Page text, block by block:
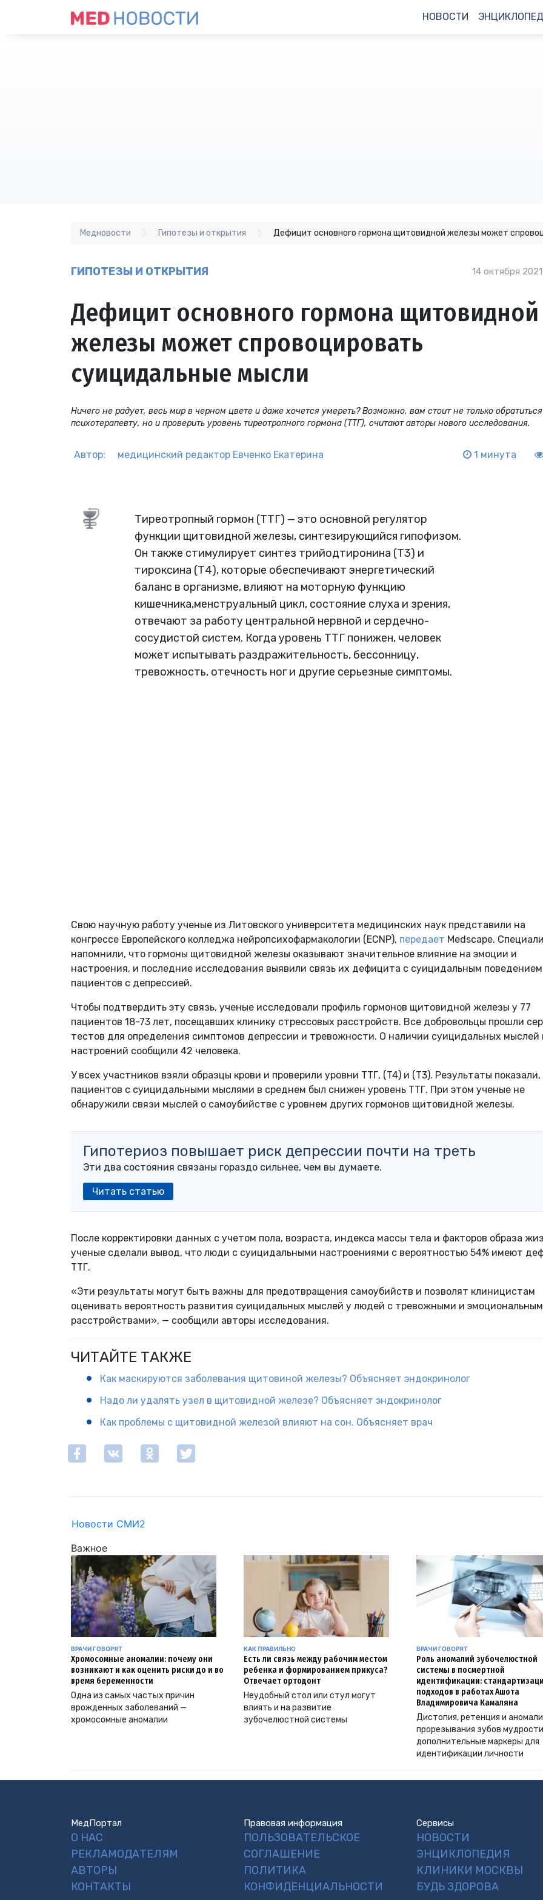
НОВОСТИ
Медновости Гипотезы и открытия Дефицит основного гормона щитовидной железы может
ГИПОТЕЗЫ И ОТКРЫТИЯ 14 октября
Дефицит основного гормона щитовидной
железы может спровоцировать
суицидальные мысли
Ничего не радует, весь мир в черном цвете и даже хочется умереть? Возможно, вам стоит не только
психотерапевту, но и проверить уровень тиреотропного гормона (ТТГ), считают авторы нового исследования.
Автор: медицинский редактор Евченко Екатерина 1 минута
Тиреотропный гормон (ТТГ) — это основной регулятор
функции щитовидной железы, синтезирующийся гипофизом.
Он также стимулирует синтез трийодтиронина (Т3) и
тироксина (Т4), которые обеспечивают энергетический
баланс в организме, влияют на моторную функцию
кишечника,менструальный цикл, состояние слуха и зрения,
отвечают за работу центральной нервной и сердечно-
сосудистой систем. Когда уровень ТТГ понижен, человек
может испытывать раздражительность, бессонницу,
тревожность, отечность ног и другие серьезные симптомы.
Свою научную работу ученые из Литовского университета медицинских наук представили на
конгрессе Европейского колледжа нейропсихофармакологии (ECNP), передает Medscape.
напомнили, что гормоны щитовидной железы оказывают значительное влияние на эмоции и
настроения, и последние исследования выявили связь их дефицита с суицидальным
пациентов с депрессией.
Чтобы подтвердить эту связь, ученые исследовали профиль гормонов щитовидной железы у 77
пациентов 18-73 лет, посещавших клинику стрессовых расстройств. Все добровольцы прошли
тестов для определения симптомов депрессии и тревожности. О наличии суицидальных мыслей
настроений сообщили 42 человека.
У всех участников взяли образцы крови и проверили уровни ТТГ, (T4) и (T3). Результаты показали,
пациентов с суицидальными мыслями в среднем был снижен уровень ТТГ. При этом ученые не
обнаружили связи мыслей о самоубийстве с уровнем других гормонов щитовидной железы.
Гипотериоз повышает риск депрессии почти на треть
Эти два состояния связаны гораздо сильнее, чем вы думаете.
Читать статью
После корректировки данных с учетом пола, возраста, индекса массы тела и факторов образа
ученые сделали вывод, что люди с суицидальными настроениями с вероятностью 54% имеют
ТТГ.
«Эти результаты могут быть важны для предотвращения самоубийств и позволят клиницистам
оценивать вероятность развития суицидальных мыслей у людей с тревожными и
расстройствами», — сообщили авторы исследования.
ЧИТАЙТЕ ТАКЖЕ
Как маскируются заболевания щитовиной железы? Объясняет эндокринолог
Надо ли удалять узел в щитовидной железе? Объясняет эндокринолог
Как проблемы с щитовидной железой влияют на сон. Объясняет врач
Новости СМИ2
Важное
ВРАЧИ ГОВОРЯТ
Хромосомные аномалии: почему они
возникают и как оценить риски до и во
время беременности
Одна из самых частых причин
врожденных заболеваний —
хромосомные аномалии
КАК ПРАВИЛЬНО
Есть ли связь между рабочим местом
ребенка и формированием прикуса?
Отвечает ортодонт
Неудобный стол или стул могут
влиять и на развитие
зубочелюстной системы
ВРАЧИ ГОВОРЯТ
Роль аномалий зубочелюстной
системы в посмертной
идентификации:
подходов в работах Ашота
Владимировича Камаляна
Дистопия, ретенция и
прорезывания зубов
дополнительные маркеры для
идентификации личности
МедПортал
О НАС
РЕКЛАМОДАТЕЛЯМ
АВТОРЫ
КОНТАКТЫ
Правовая информация
ПОЛЬЗОВАТЕЛЬСКОЕ
СОГЛАШЕНИЕ
ПОЛИТИКА
КОНФИДЕНЦИАЛЬНОСТИ
Сервисы
НОВОСТИ
ЭНЦИКЛОПЕДИЯ
КЛИНИКИ МОСКВЫ
БУДЬ ЗДОРОВА